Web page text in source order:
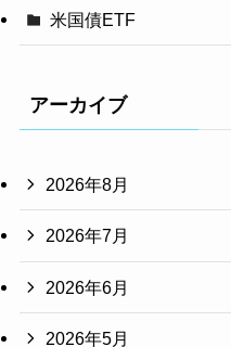
米国債ETF
アーカイブ
2026年8月
2026年7月
2026年6月
2026年5月